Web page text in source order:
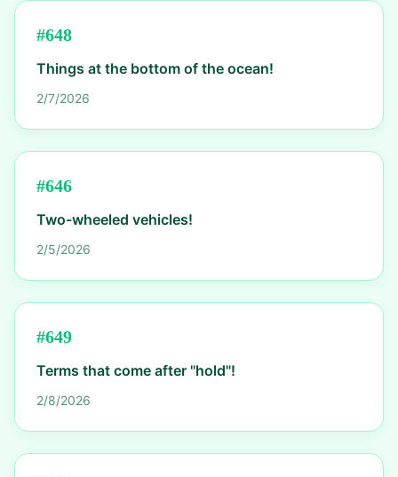
#648
Things at the bottom of the ocean!
2/7/2026
#646
Two-wheeled vehicles!
2/5/2026
#649
Terms that come after "hold"!
2/8/2026